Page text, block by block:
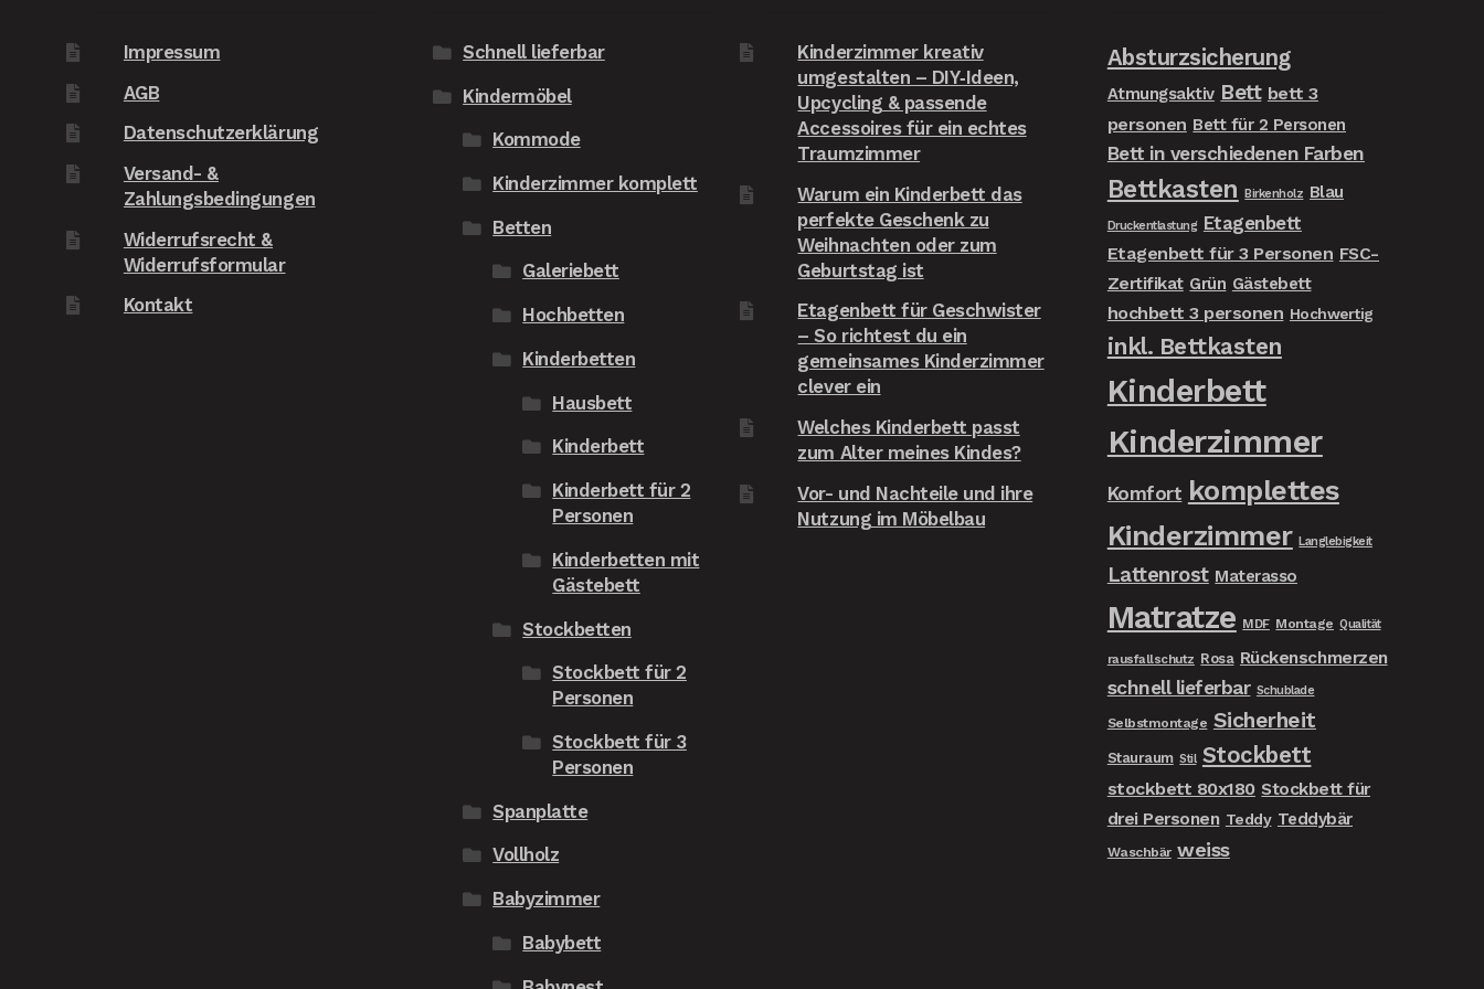
Impressum
AGB
Datenschutzerklärung
Versand- &
Zahlungsbedingungen
Widerrufsrecht &
Widerrufsformular
Kontakt
Schnell lieferbar
Kindermöbel
Kommode
Kinderzimmer komplett
Betten
Galeriebett
Hochbetten
Kinderbetten
Hausbett
Kinderbett
Kinderbett für 2
Personen
Kinderbetten mit
Gästebett
Stockbetten
Stockbett für 2
Personen
Stockbett für 3
Personen
Spanplatte
Vollholz
Babyzimmer
Babybett
Kinderzimmer kreativ
umgestalten – DIY‑Ideen,
Upcycling & passende
Accessoires für ein echtes
Traumzimmer
Warum ein Kinderbett das
perfekte Geschenk zu
Weihnachten oder zum
Geburtstag ist
Etagenbett für Geschwister
– So richtest du ein
gemeinsames Kinderzimmer
clever ein
Welches Kinderbett passt
zum Alter meines Kindes?
Vor- und Nachteile und ihre
Nutzung im Möbelbau
Absturzsicherung
Atmungsaktiv Bett bett 3
personen Bett für 2 Personen
Bett in verschiedenen Farben
Bettkasten Birkenholz Blau
Druckentlastung Etagenbett
Etagenbett für 3 Personen FSC-
Zertifikat Grün Gästebett
hochbett 3 personen Hochwertig
inkl. Bettkasten
Kinderbett
Kinderzimmer
Komfort komplettes
Kinderzimmer Langlebigkeit
Lattenrost Materasso
Matratze MDF Montage Qualität
rausfallschutz Rosa Rückenschmerzen
schnell lieferbar Schublade
Selbstmontage Sicherheit
Stauraum Stil Stockbett
stockbett 80x180 Stockbett für
drei Personen Teddy Teddybär
Waschbär weiss